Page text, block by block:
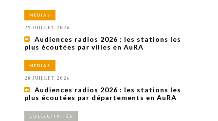
MÉDIAS
29 JUILLET 2026
Audiences radios 2026 : les stations les
plus écoutées par villes en AuRA
MÉDIAS
28 JUILLET 2026
Audiences radios 2026 : les stations les
plus écoutées par départements en AuRA
COLLECTIVITÉS